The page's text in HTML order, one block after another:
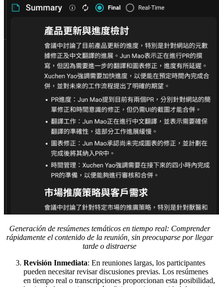
Generación de resúmenes temáticos en tiempo real: Comprender
rápidamente el contenido de la reunión, sin preocuparse por llegar
tarde o distraerse
Revisión Inmediata: En reuniones largas, los participantes
pueden necesitar revisar discusiones previas. Los resúmenes
en tiempo real o transcripciones proporcionan esta posibilidad,